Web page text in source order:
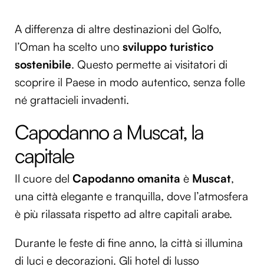
A differenza di altre destinazioni del Golfo,
l’Oman ha scelto uno sviluppo turistico
sostenibile. Questo permette ai visitatori di
scoprire il Paese in modo autentico, senza folle
né grattacieli invadenti.
Capodanno a Muscat, la
capitale
Il cuore del Capodanno omanita è Muscat,
una città elegante e tranquilla, dove l’atmosfera
è più rilassata rispetto ad altre capitali arabe.
Durante le feste di fine anno, la città si illumina
di luci e decorazioni. Gli hotel di lusso